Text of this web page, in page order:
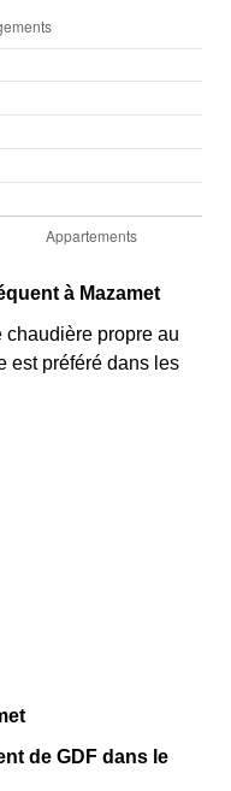
à Mazamet
chaudière propre au
est préféré dans les
de GDF dans le